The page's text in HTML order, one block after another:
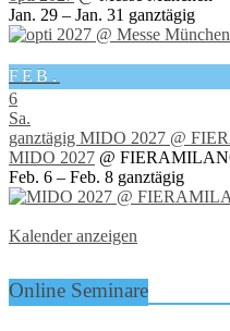
Jan. 29 – Jan. 31 ganztägig
FEB.
6
Sa.
ganztägig MIDO 2027 @
MIDO 2027 @
Feb. 6 – Feb. 8 ganztägig
Kalender anzeigen
Online Seminare